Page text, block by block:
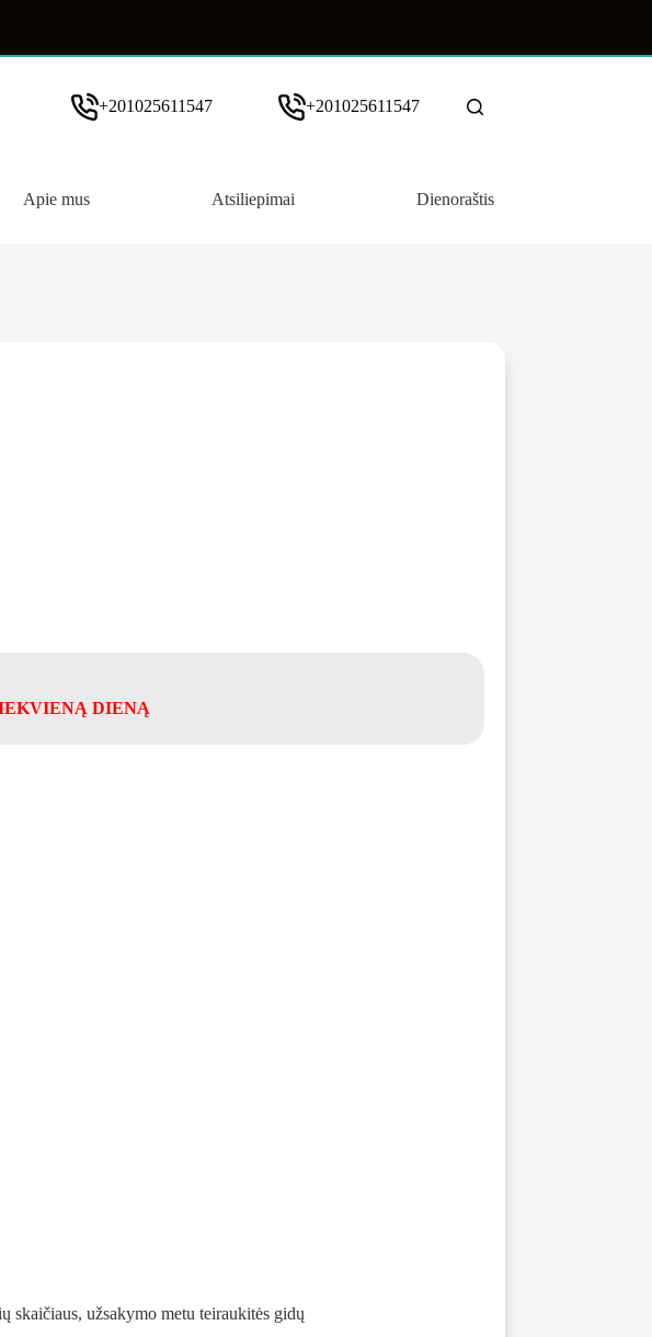
+201025611547 +201025611547
Apie mus Atsiliepimai Dienoraštis
DIENĄ
skaičiaus, užsakymo metu teiraukitės gidų